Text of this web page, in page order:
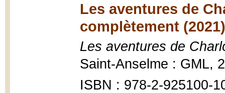
Les aventures de
complètement (2021)
Les aventures de
Saint-Anselme : GML,
ISBN : 978-2-925100-